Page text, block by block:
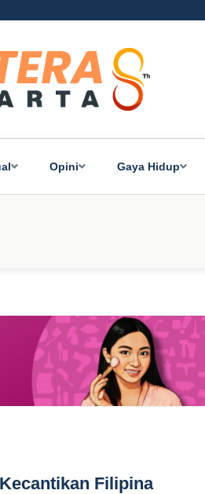
Opini Gaya Hidup
Filipina